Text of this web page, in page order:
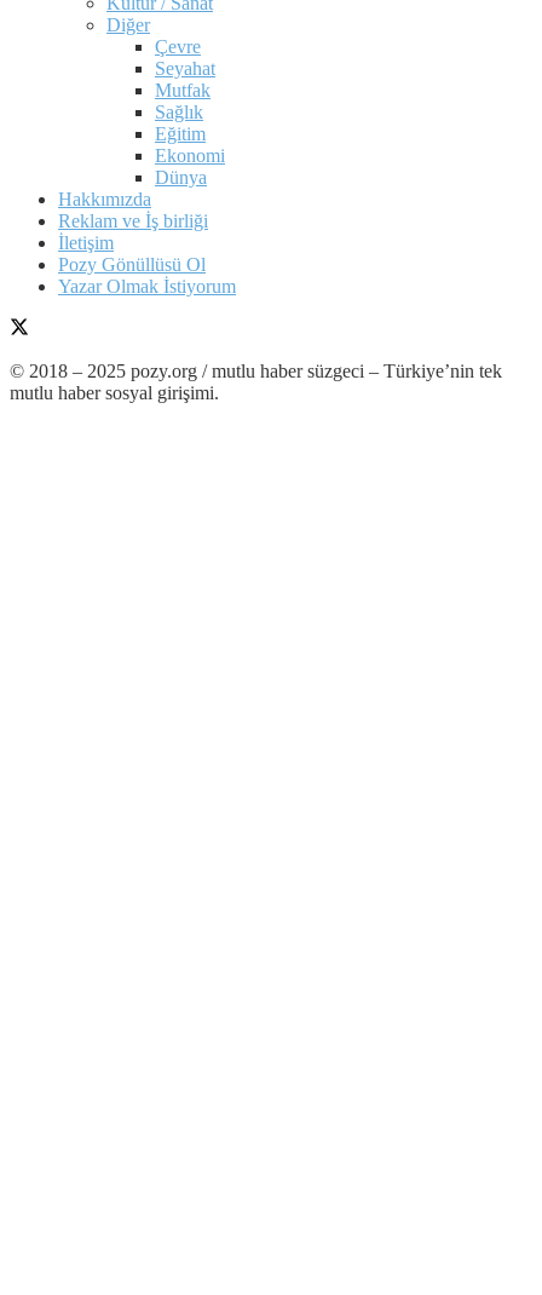
Diğer
Çevre
Seyahat
Mutfak
Sağlık
Eğitim
Ekonomi
Dünya
Hakkımızda
Reklam ve İş birliği
İletişim
Pozy Gönüllüsü Ol
Yazar Olmak İstiyorum
© 2018 – 2025 pozy.org / mutlu haber süzgeci – Türkiye’nin tek
mutlu haber sosyal girişimi.